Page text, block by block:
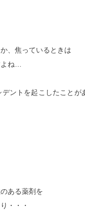
、焦っているときは
ね…
ントを起こしたことが
ある薬剤を
・・・